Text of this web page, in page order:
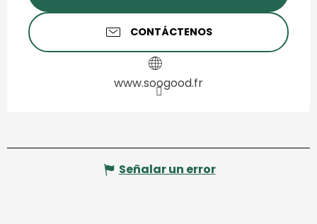
CONTÁCTENOS
www.soogood.fr
Señalar un error